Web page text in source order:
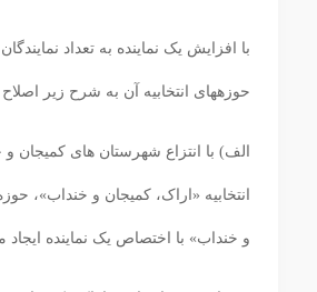
با افزایش یک نماینده به تعداد
حوزه‏های انتخابیه آن به شرح زیر
الف) با انتزاع شهرستان ‏های کمیجان
انتخابیه «اراک، کمیجان و خنداب»،
و خنداب» با اختصاص یک نماینده